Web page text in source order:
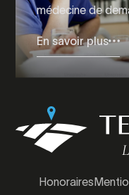
médecine de
En savoir plus
Honoraires